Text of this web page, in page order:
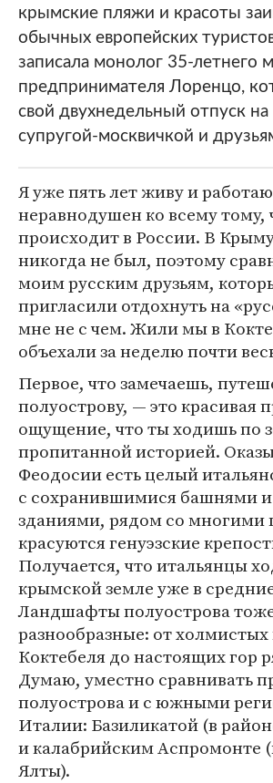
крымские пляжи и красоты
обычных европейских
записала монолог 35-летнего
предпринимателя Лоренцо,
свой двухнедельный отпуск на
супругой-москвичкой и
Я уже пять лет живу и
неравнодушен ко всему тому,
происходит в России. В
никогда не был, поэтому
моим русским друзьям,
пригласили отдохнуть на
мне не с чем. Жили мы в
объехали за неделю почти
Первое, что замечаешь,
полуострову, — это красивая
ощущение, что ты ходишь по
пропитанной историей.
Феодосии есть целый
с сохранившимися башнями
зданиями, рядом со многими
красуются генуэзские
Получается, что итальянцы
крымской земле уже в
Ландшафты полуострова
разнообразные: от холмистых
Коктебеля до настоящих гор
Думаю, уместно сравнивать
полуострова и с южными
Италии: Базиликатой (в
и калабрийским Аспромонте
Ялты).